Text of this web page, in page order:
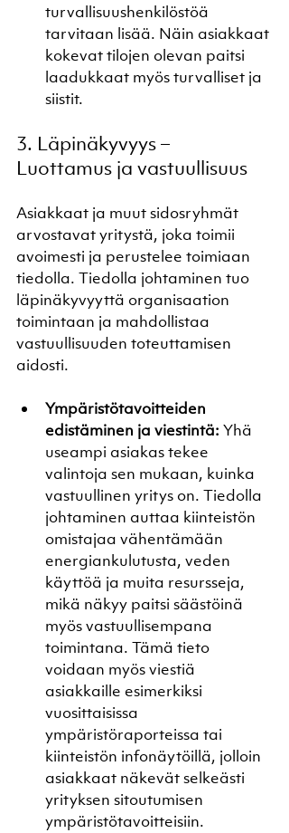
turvallisuushenkilöstöä
tarvitaan lisää. Näin asiakkaat
kokevat tilojen olevan paitsi
laadukkaat myös turvalliset ja
siistit.
3. Läpinäkyvyys –
Luottamus ja vastuullisuus
Asiakkaat ja muut sidosryhmät
arvostavat yritystä, joka toimii
avoimesti ja perustelee toimiaan
tiedolla. Tiedolla johtaminen tuo
läpinäkyvyyttä organisaation
toimintaan ja mahdollistaa
vastuullisuuden toteuttamisen
aidosti.
Ympäristötavoitteiden
edistäminen ja viestintä: Yhä
useampi asiakas tekee
valintoja sen mukaan, kuinka
vastuullinen yritys on. Tiedolla
johtaminen auttaa kiinteistön
omistajaa vähentämään
energiankulutusta, veden
käyttöä ja muita resursseja,
mikä näkyy paitsi säästöinä
myös vastuullisempana
toimintana. Tämä tieto
voidaan myös viestiä
asiakkaille esimerkiksi
vuosittaisissa
ympäristöraporteissa tai
kiinteistön infonäytöillä, jolloin
asiakkaat näkevät selkeästi
yrityksen sitoutumisen
ympäristötavoitteisiin.